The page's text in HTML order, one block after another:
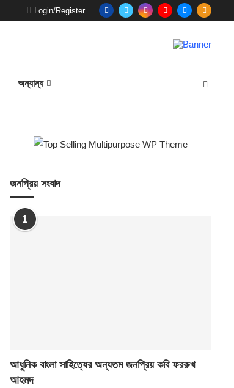
Login/Register
অন্যান্য
জনপ্রিয় সংবাদ
1
আধুনিক বাংলা সাহিত্যের অন্যতম জনপ্রিয় কবি ফররুখ
আহমদ